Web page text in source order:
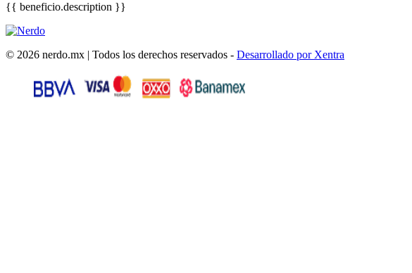
{{ beneficio.description }}
© 2026 nerdo.mx | Todos los derechos reservados - Desarrollado por Xentra